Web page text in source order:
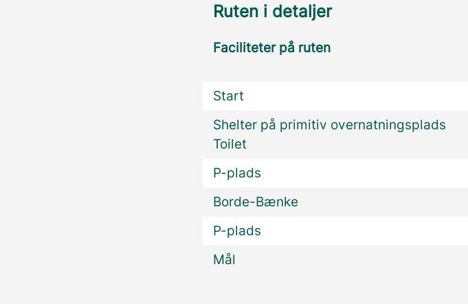
Ruten i detaljer
Faciliteter på ruten
Start
Shelter på primitiv overnatningsplads
Toilet
P-plads
Borde-Bænke
P-plads
Mål